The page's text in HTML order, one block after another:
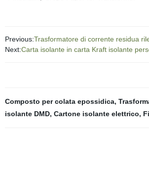
Previous:Trasformatore di corrente residua
Next:Carta isolante in carta Kraft isolante
Composto per colata epossidica,
isolante DMD, Cartone isolante elettrico,